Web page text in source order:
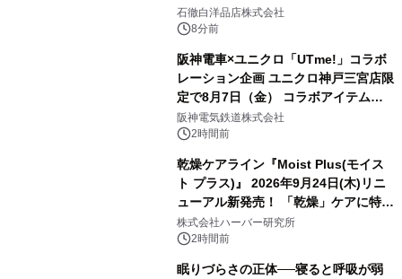
石徹白洋品店株式会社
8分前
阪神電車×ユニクロ「UTme!」コラボ
レーション企画 ユニクロ神戸三宮店限
定で8月7日（金） コラボアイテムが
発売決定！
阪神電気鉄道株式会社
2時間前
乾燥ケアライン『Moist Plus(モイス
ト プラス)』 2026年9月24日(木)リニ
ューアル新発売！ 「乾燥」ケアに特化
し、ライン使いで潤いに満ちた肌へ
株式会社ハーバー研究所
2時間前
眠りづらさの正体──寝ると呼吸が弱